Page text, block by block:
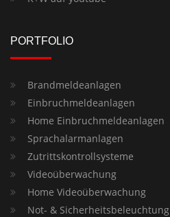
PORTFOLIO
Brandmeldeanlagen
Einbruchmeldeanlagen
Home Einbruchmeldeanlagen
Sprachalarmanlagen
Zutrittskontrollsysteme
Videoüberwachung
Home Videoüberwachung
Not- & Sicherheitsbeleuchtung